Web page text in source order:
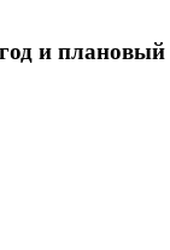
и плановый